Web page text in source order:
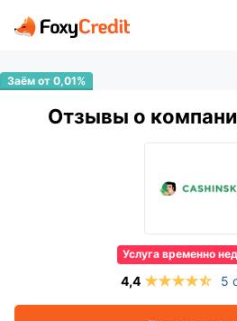
Услуга временно
Отзывы о
5